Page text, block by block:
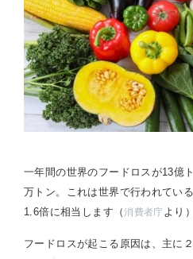
一年間の世界のフードロスが13億
万トン。これは世界で行われてい
1.6倍に相当します（消費者庁より）
フードロスが起こる原因は、主に